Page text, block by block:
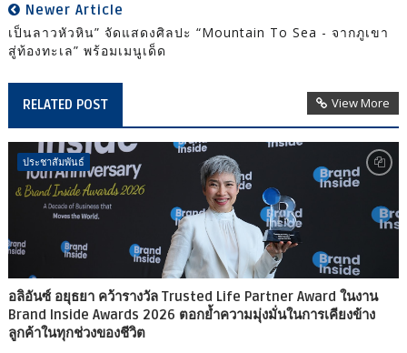
Newer Article
เป็นลาวหัวหิน” จัดแสดงศิลปะ “Mountain To Sea - จากภูเขา
สู่ท้องทะเล” พร้อมเมนูเด็ด
RELATED POST View More
ประชาสัมพันธ์
อลิอันซ์ อยุธยา คว้ารางวัล Trusted Life Partner Award ในงาน
Brand Inside Awards 2026 ตอกย้ำความมุ่งมั่นในการเคียงข้าง
ลูกค้าในทุกช่วงของชีวิต